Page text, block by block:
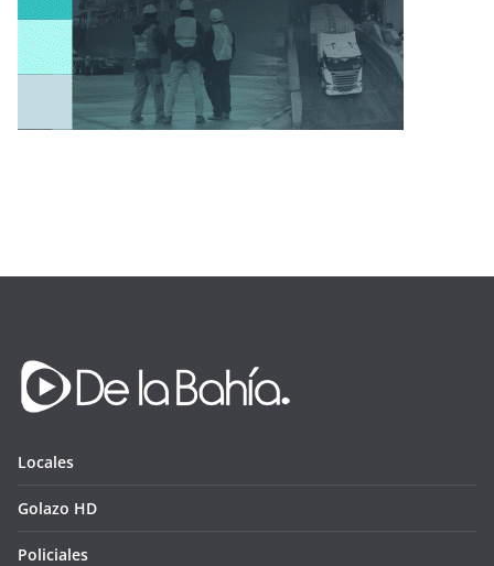
Locales
Golazo HD
Policiales